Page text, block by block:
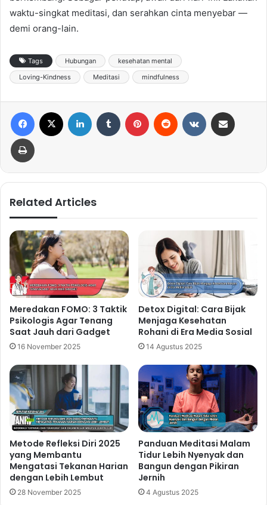
waktu-singkat meditasi, dan serahkan cinta menyebar —
demi orang-lain.
Tags Hubungan
kesehatan mental
Loving-Kindness
Meditasi mindfulness
Related Articles
Meredakan FOMO: 3 Taktik
Psikologis Agar Tenang
Saat Jauh dari Gadget
16 November 2025
Detox Digital: Cara Bijak
Menjaga Kesehatan
Rohani di Era Media Sosial
14 Agustus 2025
Metode Refleksi Diri 2025
yang Membantu
Mengatasi Tekanan Harian
dengan Lebih Lembut
28 November 2025
Panduan Meditasi Malam
Tidur Lebih Nyenyak dan
Bangun dengan Pikiran
Jernih
4 Agustus 2025